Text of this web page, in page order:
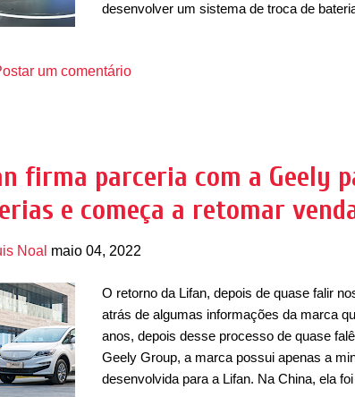
desenvolver um sistema de troca de
nova marca ainda apresentou dois
nestas estações. De acordo com a Livan,
plataforma vão ter uma relação entre os
um comentário
firma parceria com a Geely
e começa a retomar
Noal maio 04, 2022
O retorno da Lifan, depois de quase falir
atrás de algumas informações da marca
anos, depois desse processo de quase
Geely Group, a marca possui apenas a
desenvolvida para a Lifan. Na China, ela